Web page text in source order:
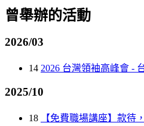
曾舉辦的活動
2026/03
14 2026 台灣領袖高峰會 -
2025/10
18
【免費職場講座】款待